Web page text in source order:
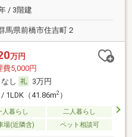
/ 3階建
馬県前橋市住吉町２
万円
費5,000円
なし
3万円
/ 1LDK（41.86m2）
人暮らし
二人暮らし
場(近隣含) ペット相談可